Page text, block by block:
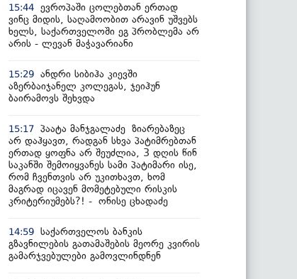
15:44 ევროპაში ცოლებთან ერთად
ვინც მიდის, საღამოობით არავინ უშვებს
ხელს, საქართველოში ეგ პრობლემა არ
არის - ლევან მაჭავარიანი
15:29 ანდრი სიბიჰა კიევში
აზერბაიჯანელ კოლეგას, ჯეიჰუნ
ბაირამოვს შეხვდა
15:17 პაატა მანჯგალაძე ზიარებაზეც
არ დაჰყავთ, რადგან სხვა პატიმრებთან
ერთად ყოფნა არ შეუძლია, 3 დღის წინ
საკანში შემოიყვანეს სამი პატიმარი ისე,
რომ ჩვენთვის არ უკითხავთ, ხომ
მაგრად იცავენ მომეტებული რისკის
კრიტერიუმებს?! - ონისე ცხადაძე
14:59 საქართველოს ბანკის
გზავნილების გათამაშების მეორე კვირის
გამარჯვებულები გამოვლინდნენ